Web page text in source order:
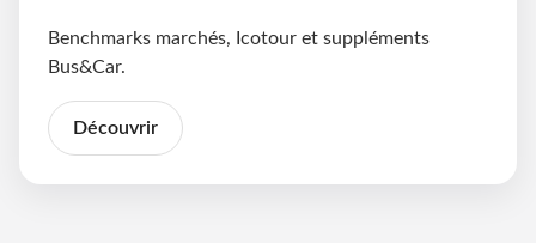
Benchmarks marchés, Icotour et suppléments
Bus&Car.
Découvrir